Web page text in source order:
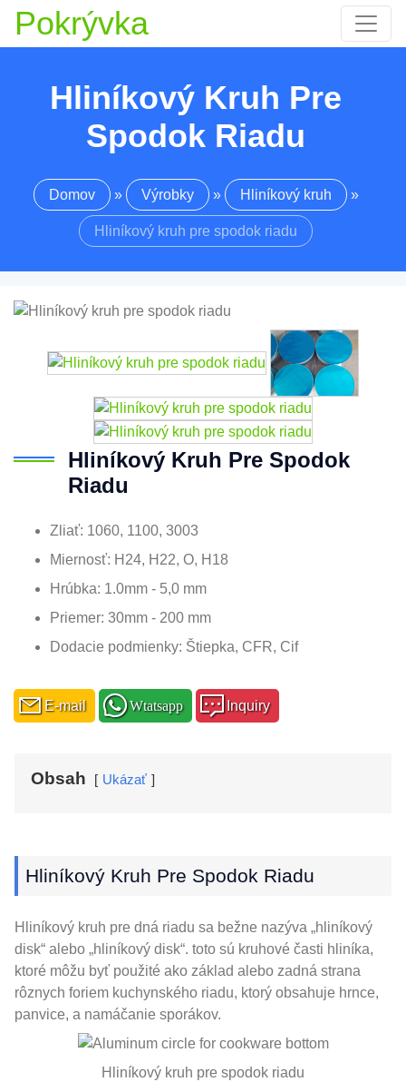
Pokrývka
Hliníkový Kruh Pre
Spodok Riadu
Domov » Výrobky » Hliníkový kruh »
Hliníkový kruh pre spodok riadu
Hliníkový Kruh Pre Spodok
Riadu
Zliať: 1060, 1100, 3003
Miernosť: H24, H22, O, H18
Hrúbka: 1.0mm - 5,0 mm
Priemer: 30mm - 200 mm
Dodacie podmienky: Štiepka, CFR, Cif
E-mail Wtatsapp Inquiry
Obsah Ukázať
Hliníkový Kruh Pre Spodok Riadu
Hliníkový kruh pre dná riadu sa bežne nazýva „hliníkový
disk“ alebo „hliníkový disk“. toto sú kruhové časti hliníka,
ktoré môžu byť použité ako základ alebo zadná strana
rôznych foriem kuchynského riadu, ktorý obsahuje hrnce,
panvice, a namáčanie sporákov.
Hliníkový kruh pre spodok riadu